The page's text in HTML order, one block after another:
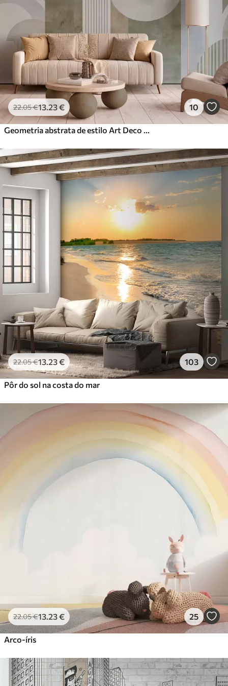
22.05€13 .23€ 10
22.05€13 .23€ 103
Pôr do sol na costa do mar
22.05€13 .23€ 25
Arco-íris